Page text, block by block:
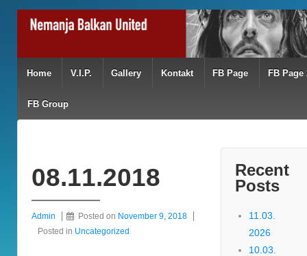
Home V.I.P. Gallery Kontakt FB Page FB Page
FB Group
08.11.2018
Admin Posted on November 9, 2018
Posted in Uncategorized
Recent
Posts
11.03.
2026
10.03.